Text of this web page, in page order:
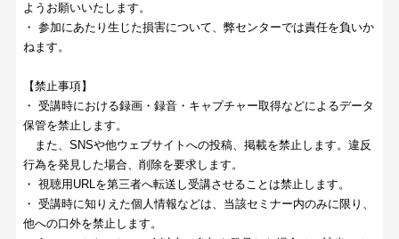
ようお願いいたします。
・ 参加にあたり生じた損害について、弊センターでは責任を負いか
ねます。
【禁止事項】
・ 受講時における録画・録音・キャプチャー取得などによるデータ
保管を禁止します。
また、SNSや他ウェブサイトへの投稿、掲載を禁止します。違反
行為を発見した場合、削除を要求します。
・ 視聴用URLを第三者へ転送し受講させることは禁止します。
・ 受講時に知りえた個人情報などは、当該セミナー内のみに限り、
他への口外を禁止します。